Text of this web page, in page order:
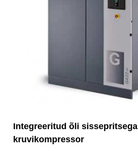
Integreeritud õli sissepritsega
kruvikompressor